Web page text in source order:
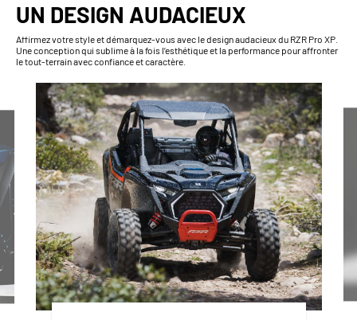
UN DESIGN AUDACIEUX
Affirmez votre style et démarquez-vous avec le design audacieux du RZR Pro XP.
Une conception qui sublime à la fois l’esthétique et la performance pour affronter
le tout-terrain avec confiance et caractère.